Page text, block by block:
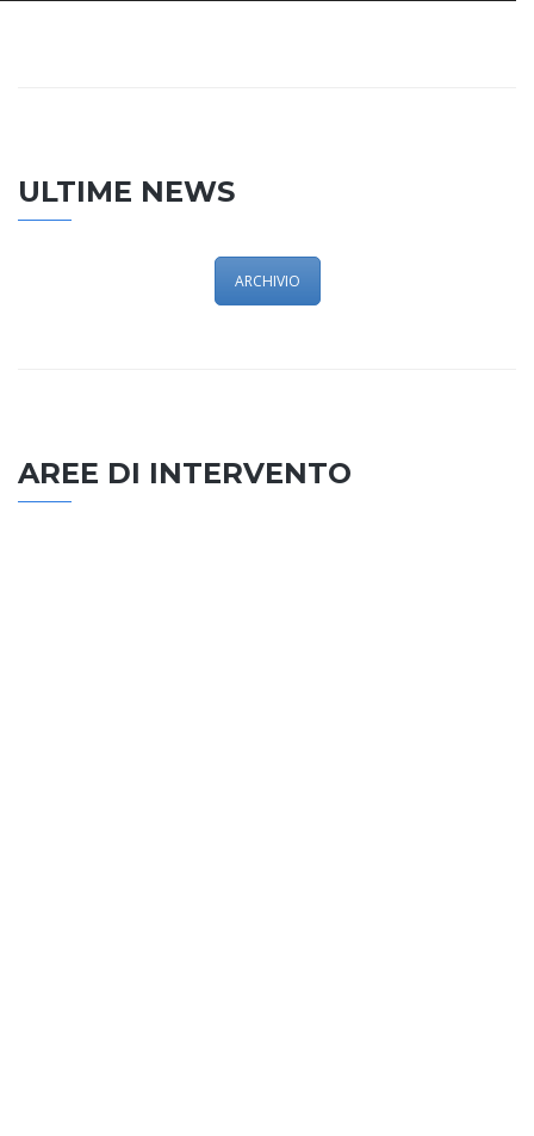
ULTIME NEWS
ARCHIVIO
AREE DI INTERVENTO